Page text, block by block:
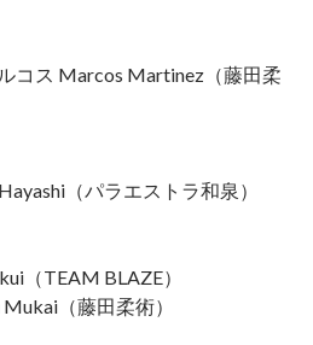
ス Marcos Martinez（藤田柔
（パラエストラ和泉）
（TEAM BLAZE）
（藤田柔術）